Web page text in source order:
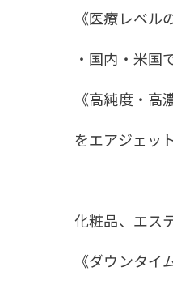
《医療レベル
・国内・米国
《高純度・高
をエアジェッ
化粧品、エス
《ダウンタイ